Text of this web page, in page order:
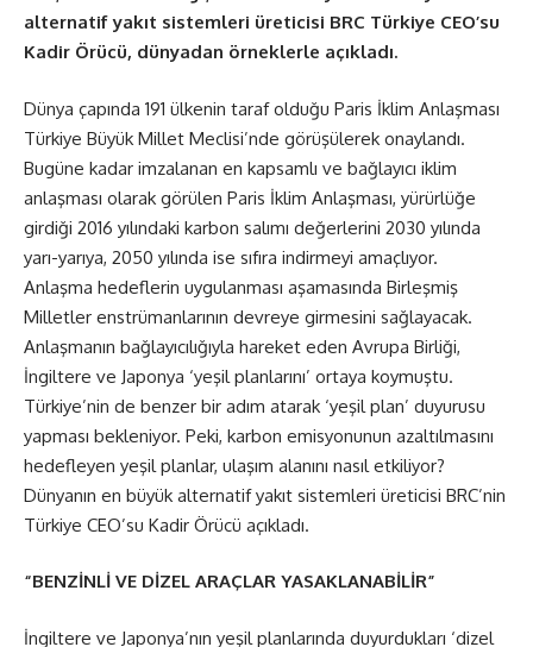
alternatif yakıt sistemleri üreticisi BRC Türkiye CEO’su
Kadir Örücü, dünyadan örneklerle açıkladı.
Dünya çapında 191 ülkenin taraf olduğu Paris İklim Anlaşması
Türkiye Büyük Millet Meclisi’nde görüşülerek onaylandı.
Bugüne kadar imzalanan en kapsamlı ve bağlayıcı iklim
anlaşması olarak görülen Paris İklim Anlaşması, yürürlüğe
girdiği 2016 yılındaki karbon salımı değerlerini 2030 yılında
yarı-yarıya, 2050 yılında ise sıfıra indirmeyi amaçlıyor.
Anlaşma hedeflerin uygulanması aşamasında Birleşmiş
Milletler enstrümanlarının devreye girmesini sağlayacak.
Anlaşmanın bağlayıcılığıyla hareket eden Avrupa Birliği,
İngiltere ve Japonya ‘yeşil planlarını’ ortaya koymuştu.
Türkiye’nin de benzer bir adım atarak ‘yeşil plan’ duyurusu
yapması bekleniyor. Peki, karbon emisyonunun azaltılmasını
hedefleyen yeşil planlar, ulaşım alanını nasıl etkiliyor?
Dünyanın en büyük alternatif yakıt sistemleri üreticisi BRC’nin
Türkiye CEO’su Kadir Örücü açıkladı.
“BENZİNLİ VE DİZEL ARAÇLAR YASAKLANABİLİR”
İngiltere ve Japonya’nın yeşil planlarında duyurdukları ‘dizel